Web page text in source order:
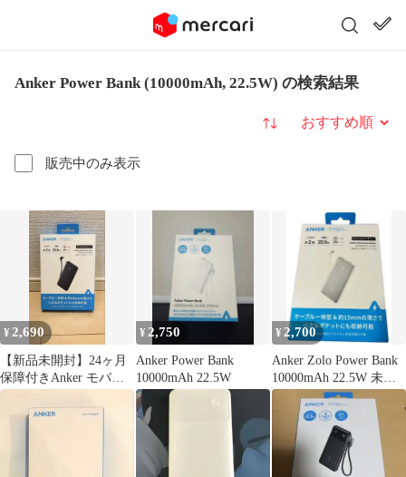
Anker Power Bank (10000mAh, 22.5W) の検索結果
販売中のみ表示
並び替え
¥ 2,690
【新品未開封】24ヶ月
保障付きAnker モバイ
ルバッテリー 黒
¥ 2,750
Anker Power Bank
10000mAh 22.5W
¥ 2,700
Anker Zolo Power Bank
10000mAh 22.5W 未開
封